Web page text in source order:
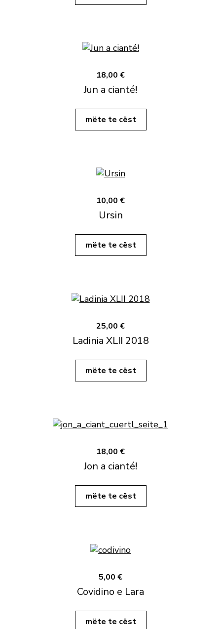
18,00 €
Jun a cianté!
mëte te cëst
10,00 €
Ursin
mëte te cëst
25,00 €
Ladinia XLII 2018
mëte te cëst
18,00 €
Jon a cianté!
mëte te cëst
5,00 €
Covidino e Lara
mëte te cëst